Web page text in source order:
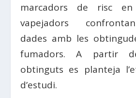
marcadors de risc
vapejadors
dades amb les
fumadors. A partir
obtinguts es planteja
d’estudi.